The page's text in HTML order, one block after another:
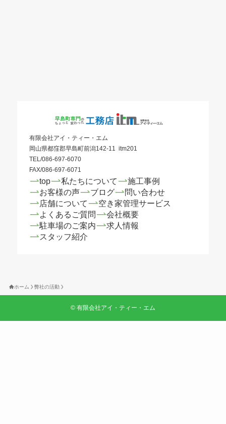
有限会社アイ・ティー・エム
岡山県都窪郡早島町前潟142-11 itm201
TEL/086-697-6070
FAX/086-697-6071
top 私たちについて
施工事例
お客様の声
ブログ
問い合わせ
店舗について
空き家管理サービス
よくあるご質問
会社概要
駐車場のご案内
求人情報
スタッフ紹介
ホーム 弊社の活動
© 有限会社アイ・ティー・エム